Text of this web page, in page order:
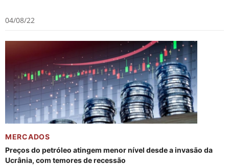
04/08/22
MERCADOS
Preços do petróleo atingem menor nível desde a invasão da
Ucrânia, com temores de recessão